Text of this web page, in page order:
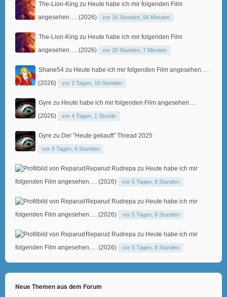
The-Lion-King zu Heute habe ich mir folgenden Film
angesehen…. (2026)
vor 16 Stunden, 56 Minuten
The-Lion-King zu Heute habe ich mir folgenden Film
angesehen…. (2026)
vor 20 Stunden, 7 Minuten
Shane54 zu Heute habe ich mir folgenden Film angesehen….
(2026)
vor 2 Tagen, 16 Stunden
Gyre zu Heute habe ich mir folgenden Film angesehen….
(2026)
vor 4 Tagen, 1 Stunde
Gyre zu Der "Heute gekauft" Thread 2025
vor 5 Tagen, 6 Stunden
Reparud Rudrepa zu Heute habe ich mir
folgenden Film angesehen…. (2026)
vor 5 Tagen, 8 Stunden
Reparud Rudrepa zu Heute habe ich mir
folgenden Film angesehen…. (2026)
vor 5 Tagen, 8 Stunden
Reparud Rudrepa zu Heute habe ich mir
folgenden Film angesehen…. (2026)
vor 5 Tagen, 8 Stunden
Neue Themen aus dem Forum